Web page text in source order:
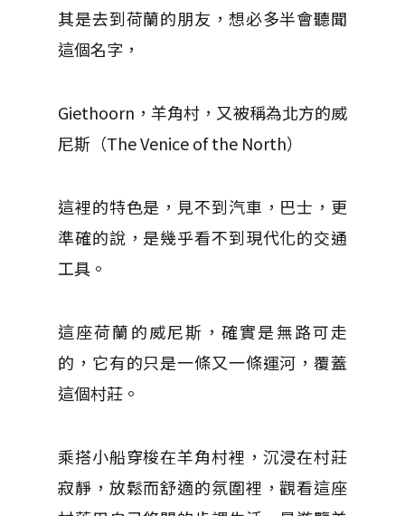
其是去到荷蘭的朋友，想必多半會聽聞
這個名字，
Giethoorn，羊角村，又被稱為北方的威
尼斯（The Venice of the North）
這裡的特色是，見不到汽車，巴士，更
準確的說，是幾乎看不到現代化的交通
工具。
這座荷蘭的威尼斯，確實是無路可走
的，它有的只是一條又一條運河，覆蓋
這個村莊。
乘搭小船穿梭在羊角村裡，沉浸在村莊
寂靜，放鬆而舒適的氛圍裡，觀看這座